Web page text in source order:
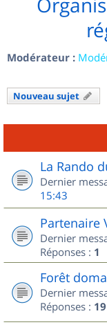
Modérateur :
Nouveau sujet
La Rando
Dernier
15:43
Partenaire
Dernier
Réponses : 1
Forêt
Dernier
Réponses : 19